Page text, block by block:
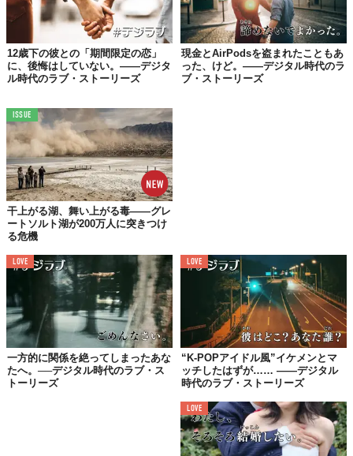
徳島の相手の家まで泊まりに行ったら
えびさん（26歳/女性/会社員/Tinder）
30歳間近の年上男性とマッチング。
2ヶ月くらいアプリでやりとりをし、
いきなり通帳を渡されました。
「管理してほしい」とのこと。
その金額にびっくり。
10万円でした。
通帳を渡されたこと以上に、
10万円が管理できない人って……。
南天さん（25歳/女性/会社員/Pairs、with）
12歳下の彼との「期間限定の恋」
に、後悔はしていない。——デジタ
ル時代のラブ・ストーリーズ
現金とAirPodsを盗まれたこともあ
った、けど。——デジタル時代のラ
ブ・ストーリーズ
ISSUE
干上がる湖、舞い上がる毒——グレ
ートソルト湖が200万人に突きつけ
る危機
LOVE
一方的に関係を絶ってしまったあな
たへ。──デジタル時代のラブ・ス
トーリーズ
LOVE
“K-POPアイドル風”イケメンとマ
ッチしたはずが…… ——デジタル
時代のラブ・ストーリーズ
LOVE